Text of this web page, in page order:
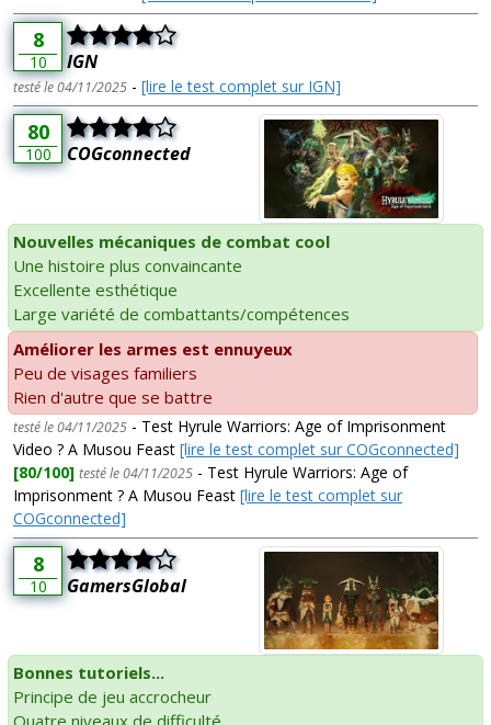
8
10 IGN
testé le 04/11/2025 - [lire le test complet sur IGN]
80
100 COGconnected
Nouvelles mécaniques de combat cool
Une histoire plus convaincante
Excellente esthétique
Large variété de combattants/compétences
Améliorer les armes est ennuyeux
Peu de visages familiers
Rien d'autre que se battre
testé le 04/11/2025 - Test Hyrule Warriors: Age of Imprisonment
Video ? A Musou Feast [lire le test complet sur COGconnected]
[80/100] testé le 04/11/2025 - Test Hyrule Warriors: Age of
Imprisonment ? A Musou Feast [lire le test complet sur
COGconnected]
8
10 GamersGlobal
Bonnes tutoriels...
Principe de jeu accrocheur